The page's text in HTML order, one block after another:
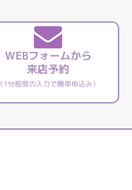
WEBフォームから
来店予約
（1分程度の入力で簡単申込み）